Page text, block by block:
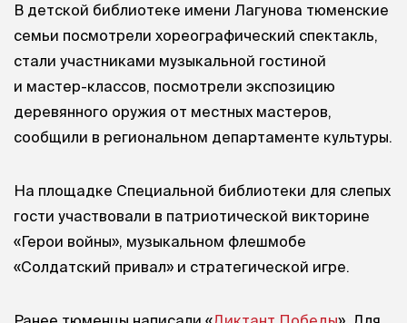
В детской библиотеке имени Лагунова тюменские
семьи посмотрели хореографический спектакль,
стали участниками музыкальной гостиной
и мастер-классов, посмотрели экспозицию
деревянного оружия от местных мастеров,
сообщили в региональном департаменте культуры.
На площадке Специальной библиотеки для слепых
гости участвовали в патриотической викторине
«Герои войны», музыкальном флешмобе
«Солдатский привал» и стратегической игре.